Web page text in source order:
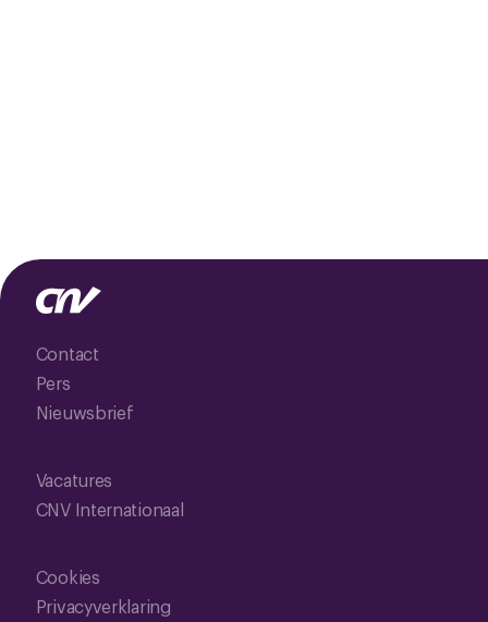
Contact
Pers
Nieuwsbrief
Vacatures
CNV Internationaal
Cookies
Privacyverklaring